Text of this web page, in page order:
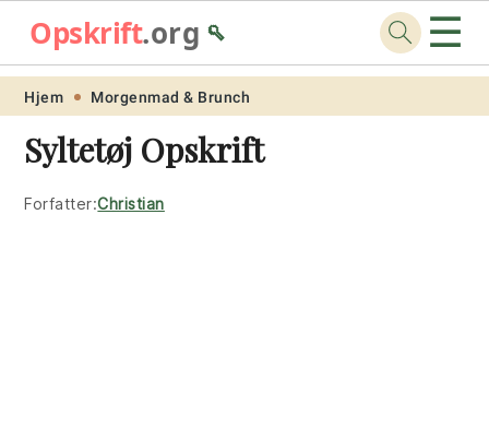
Skip
primary
navigation
Skip
main
content
Skip
primary
sidebar
Skip
footer
Opskrift.org🥄 ☰
Hjem Morgenmad & Brunch
Syltetøj Opskrift
Forfatter:Christian